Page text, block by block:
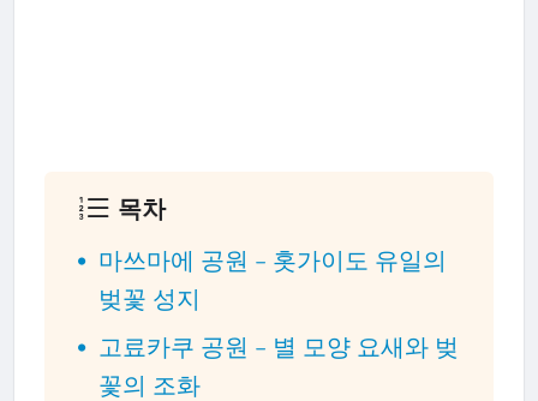
목차
마쓰마에 공원 – 홋가이도 유일의
벚꽃 성지
고료카쿠 공원 – 별 모양 요새와 벚
꽃의 조화